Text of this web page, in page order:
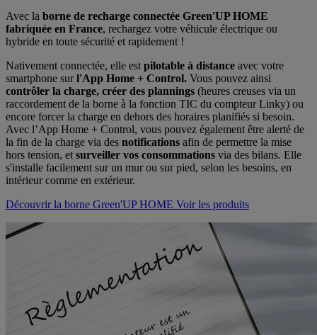
Avec la borne de recharge connectée Green'UP HOME
fabriquée en France, rechargez votre véhicule électrique ou
hybride en toute sécurité et rapidement !
Nativement connectée, elle est pilotable à distance avec votre
smartphone surl'App Home + Control. Vous pouvez ainsi
contrôler la charge, créer des plannings (heures creuses via un
raccordement de la borne à la fonction TIC du compteur Linky) ou
encore forcer la charge en dehors des horaires planifiés si besoin.
Avec l’App Home + Control, vous pouvez également être alerté de
la fin de la charge via des notifications afin de permettre la mise
hors tension, et surveiller vos consommations via des bilans. Elle
s'installe facilement sur un mur ou sur pied, selon les besoins, en
intérieur comme en extérieur.
Découvrir la borne Green'UP HOME Voir les produits